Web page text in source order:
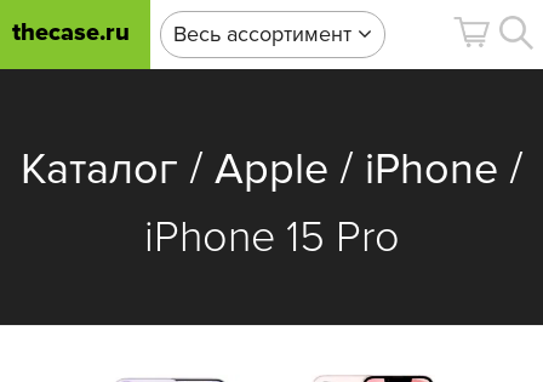
thecase.ru Весь ассортимент
Каталог / Apple / iPhone /
iPhone 15 Pro